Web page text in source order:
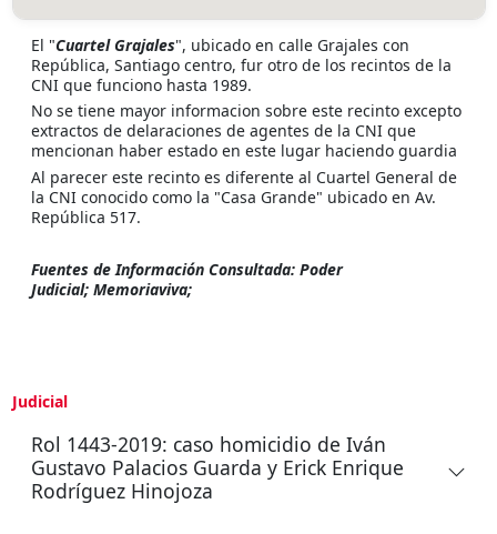
El "Cuartel Grajales", ubicado en calle Grajales con
República, Santiago centro, fur otro de los recintos de la
CNI que funciono hasta 1989.
No se tiene mayor informacion sobre este recinto excepto
extractos de delaraciones de agentes de la CNI que
mencionan haber estado en este lugar haciendo guardia
Al parecer este recinto es diferente al Cuartel General de
la CNI conocido como la "Casa Grande" ubicado en Av.
República 517.
Fuentes de Información Consultada: Poder
Judicial; Memoriaviva;
Judicial
Rol 1443-2019: caso homicidio de Iván
Gustavo Palacios Guarda y Erick Enrique
Rodríguez Hinojoza